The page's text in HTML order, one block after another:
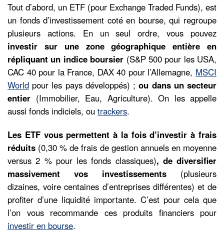
Tout d’abord, un ETF (pour Exchange Traded Funds), est
un fonds d’investissement coté en bourse, qui regroupe
plusieurs actions. En un seul ordre, vous pouvez
investir sur une zone géographique entière en
répliquant un indice boursier (S&P 500 pour les USA,
CAC 40 pour la France, DAX 40 pour l’Allemagne, MSCI
World pour les pays développés) ;ou dans un secteur
entier (Immobilier, Eau, Agriculture). On les appelle
aussi fonds indiciels, ou trackers.
Les ETF vous permettent à la fois d’investir à frais
réduits (0,30 % de frais de gestion annuels en moyenne
versus 2 % pour les fonds classiques), de diversifier
massivement vos investissements (plusieurs
dizaines, voire centaines d’entreprises différentes) et de
profiter d’une liquidité importante. C’est pour cela que
l’on vous recommande ces produits financiers pour
investir en bourse.